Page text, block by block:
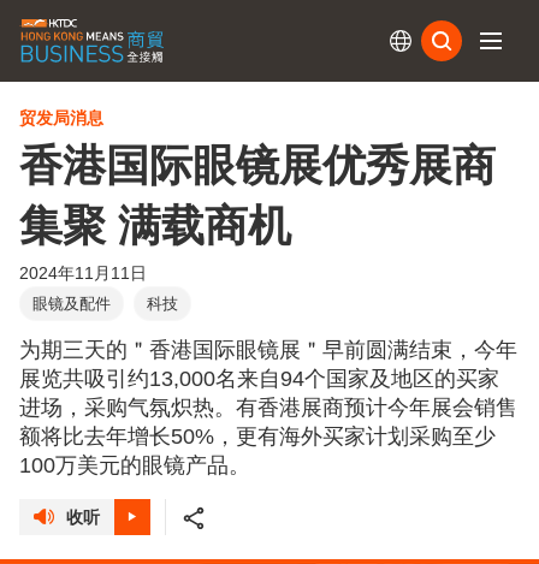
贸发局消息
香港国际眼镜展优秀展商
集聚 满载商机
2024年11月11日
眼镜及配件 科技
为期三天的＂香港国际眼镜展＂早前圆满结束，今年
展览共吸引约13,000名来自94个国家及地区的买家
进场，采购气氛炽热。有香港展商预计今年展会销售
额将比去年增长50%，更有海外买家计划采购至少
100万美元的眼镜产品。
收听